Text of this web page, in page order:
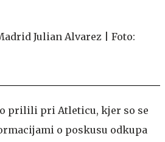
prilili pri Atleticu, kjer so se
o poskusu odkupa